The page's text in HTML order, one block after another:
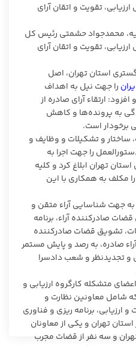
تقویت و اتقان آرای
محمدجواد حشمتی رئیس کل
تقویت و اتقان آرای
استان تهران، اصل
را جهت نیل به اهداف
ارتقاء آرای صادره از
به پرونده‌ها و کاهش
برخودار است.
ساختار و تشکیلات و وظایف و
دستورالعمل را جهت اجرا به
تهران ابلاغ کرد و کلیه
مکلف به همکاری با این
جهت شناسایی آراء متقن و
صادرکننده آراء، برنامه
تشویق قضات صادرکننده
صادره، به رصد و پایش مستمر
و تجدیدنظر و شعب دادسرا
متشکله کارگروه ارزیابی و
شامل معاونین نظارت و
ارزیابی، برنامه ریزی و فناوری
تهران و یکی از معاونان
و سه نفر از قضات مجرب
کل
دادگستری تهران